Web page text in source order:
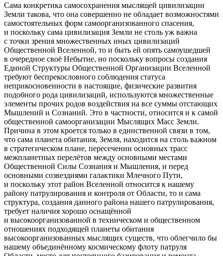
Сама конкретика самосохранения мыслящей цивилизации
Земли такова, что она совершенно не обладает возможностями
самостоятельных форм самоорганизованного спасения,
и поскольку сама цивилизация Земли не столь уж важна
с точки зрения множественных иных цивилизаций
Общественной Вселенной, то и быть ей опять самоушедшей
в очередное своё Небытие, но поскольку вопросы создания
Единой Структуры Общественной Организации Вселенной
требуют беспрекословного соблюдения статуса
неприкосновенности в настоящие, физические развития
подобного рода цивилизаций, используются множественные
элементы прочих родов воздействия на все суммы отстающих
Мышлений и Сознаний. Это в частности, относится и к самой
общественной самоорганизации Мыслящих Масс Земли.
Причина в этом кроется только в единственной связи в том,
что сама планета обитания, Земля, находится на столь важном
в стратегическом плане, пересечении основных трасс
межпланетных перелётов между основными местами
Общественной Силы Сознания и Мышления, и перед
основными созвездиями галактики Млечного Пути,
и поскольку этот район Вселенной относится к нашему
району патрулирования и контроля от Области, то и сама
структура, создания данного района нашего патрулирования,
требует наличия хорошо оснащённой
и высокоорганизованной в техническом и общественном
отношениях подходящей планеты обитания
высокоорганизованных мыслящих существ, что облегчило бы
нашему объединённому космическому флоту патруля